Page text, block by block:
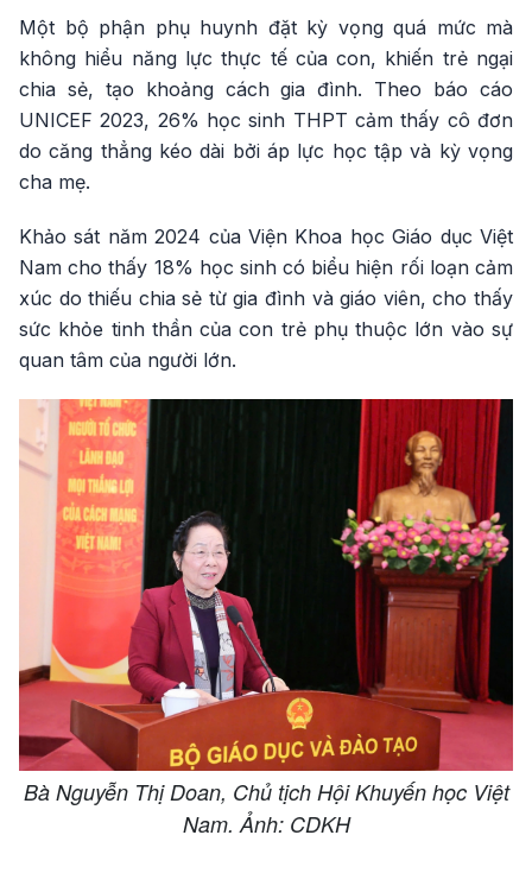
Một bộ phận phụ huynh đặt kỳ vọng quá mức mà
không hiểu năng lực thực tế của con, khiến trẻ ngại
chia sẻ, tạo khoảng cách gia đình. Theo báo cáo
UNICEF 2023, 26% học sinh THPT cảm thấy cô đơn
do căng thẳng kéo dài bởi áp lực học tập và kỳ vọng
cha mẹ.
Khảo sát năm 2024 của Viện Khoa học Giáo dục Việt
Nam cho thấy 18% học sinh có biểu hiện rối loạn cảm
xúc do thiếu chia sẻ từ gia đình và giáo viên, cho thấy
sức khỏe tinh thần của con trẻ phụ thuộc lớn vào sự
quan tâm của người lớn.
Bà Nguyễn Thị Doan, Chủ tịch Hội Khuyến học Việt
Nam. Ảnh: CDKH